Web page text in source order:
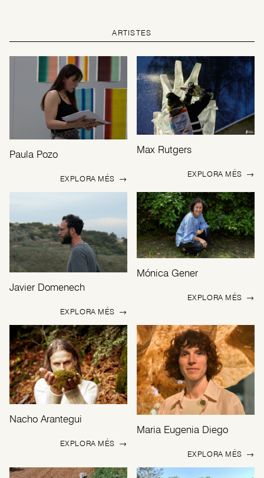
ARTISTES
Paula Pozo
EXPLORA MÉS →
Max Rutgers
EXPLORA MÉS →
Javier Domenech
EXPLORA MÉS →
Mónica Gener
EXPLORA MÉS →
Nacho Arantegui
EXPLORA MÉS →
Maria Eugenia Diego
EXPLORA MÉS →